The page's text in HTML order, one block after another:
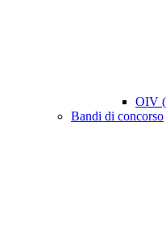
OIV
Bandi di concorso